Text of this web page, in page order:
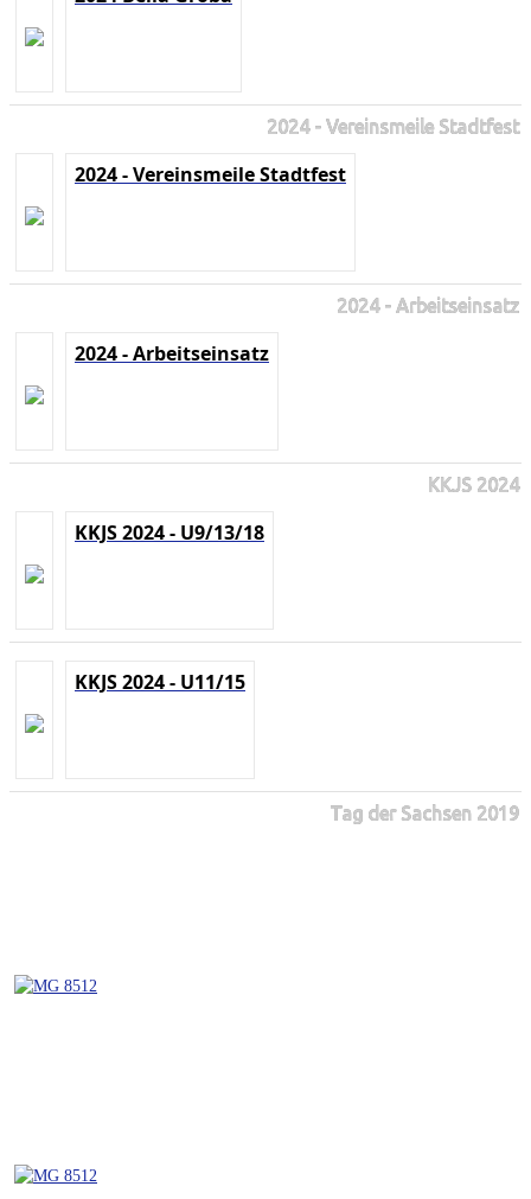
2024 - Vereinsmeile Stadtfest
2024 - Vereinsmeile Stadtfest
2024 - Arbeitseinsatz
2024 - Arbeitseinsatz
KKJS 2024
KKJS 2024 - U9/13/18
KKJS 2024 - U11/15
Tag der Sachsen 2019